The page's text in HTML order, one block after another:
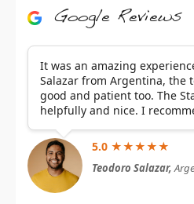
Google Reviews
It was an amazing
Salazar from Argentina, the
good and patient too. The
helpfully and nice. I
5.0 ★★★★★
Teodoro Salazar,